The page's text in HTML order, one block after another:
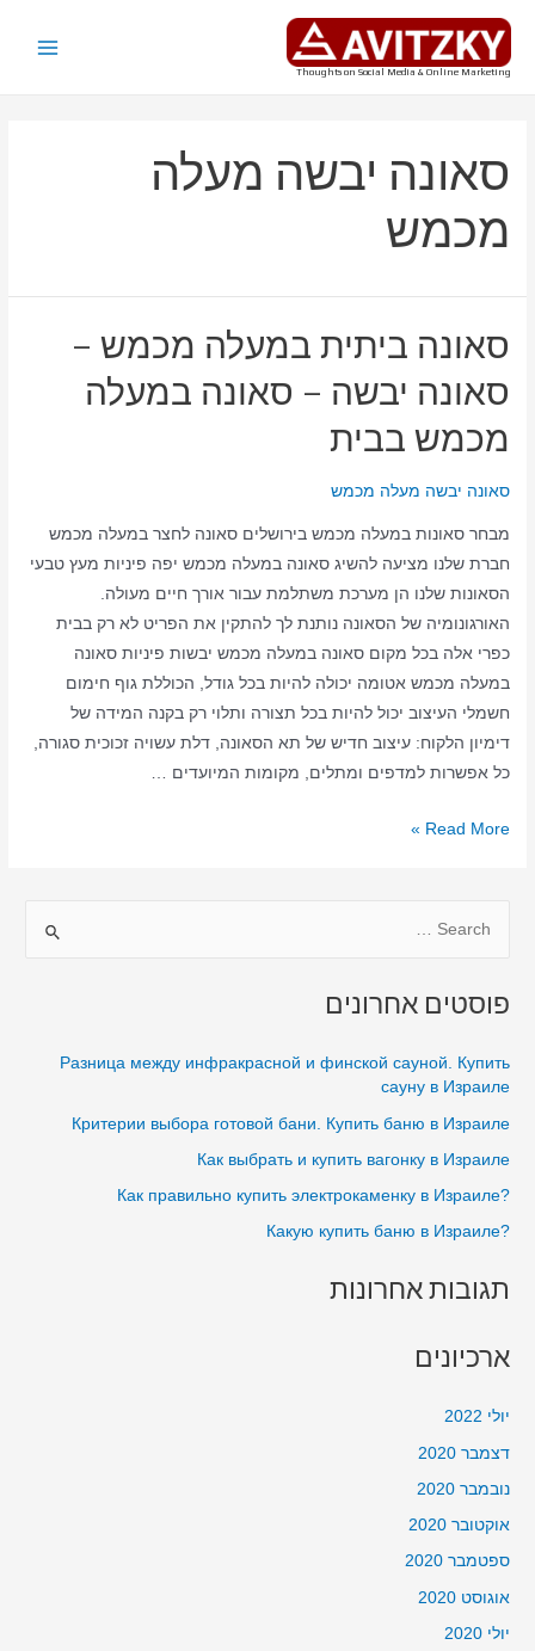
דילוג
לתוכן
Thoughts on Social Media & Online Marketing
סאונה יבשה מעלה
מכמש
סאונה ביתית במעלה מכמש –
סאונה יבשה – סאונה במעלה
מכמש בבית
סאונה יבשה מעלה מכמש
מבחר סאונות במעלה מכמש בירושלים סאונה לחצר במעלה מכמש
חברת שלנו מציעה להשיג סאונה במעלה מכמש יפה פיניות מעץ טבעי
הסאונות שלנו הן מערכת משתלמת עבור אורך חיים מעולה.
האורגונומיה של הסאונה נותנת לך להתקין את הפריט לא רק בבית
כפרי אלה בכל מקום סאונה במעלה מכמש יבשות פיניות סאונה
במעלה מכמש אטומה יכולה להיות בכל גודל, הכוללת גוף חימום
חשמלי העיצוב יכול להיות בכל תצורה ותלוי רק בקנה המידה של
דימיון הלקוח: עיצוב חדיש של תא הסאונה, דלת עשויה זכוכית סגורה,
כל אפשרות למדפים ומתלים, מקומות המיועדים …
סאונה
יבשה
סאונה
במעלה
מכמש
בבית
Read More »
r
:
פוסטים אחרונים
Разница между инфракрасной и финской сауной. Купить
сауну в Израиле
Критерии выбора готовой бани. Купить баню в Израиле
Как выбрать и купить вагонку в Израиле
?Как правильно купить электрокаменку в Израиле
?Какую купить баню в Израиле
תגובות אחרונות
ארכיונים
יולי 2022
דצמבר 2020
נובמבר 2020
אוקטובר 2020
ספטמבר 2020
אוגוסט 2020
יולי 2020